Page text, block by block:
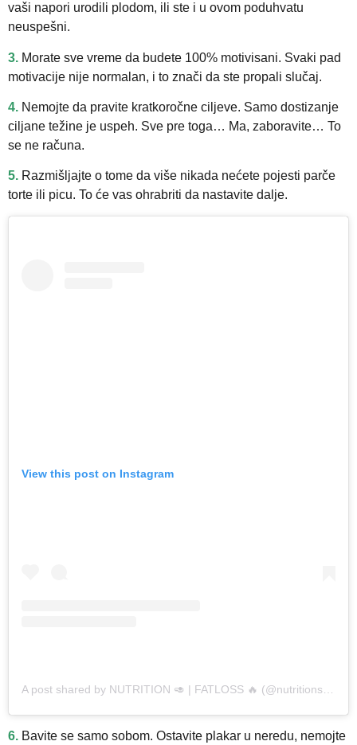
vaši napori urodili plodom, ili ste i u ovom poduhvatu
neuspešni.
3. Morate sve vreme da budete 100% motivisani. Svaki pad
motivacije nije normalan, i to znači da ste propali slučaj.
4. Nemojte da pravite kratkoročne ciljeve. Samo dostizanje
ciljane težine je uspeh. Sve pre toga… Ma, zaboravite… To
se ne računa.
5. Razmišljajte o tome da više nikada nećete pojesti parče
torte ili picu. To će vas ohrabriti da nastavite dalje.
View this post on Instagram
A post shared by NUTRITION 🥑 | FATLOSS 🔥 (@nutritionsadvice)
6. Bavite se samo sobom. Ostavite plakar u neredu, nemojte